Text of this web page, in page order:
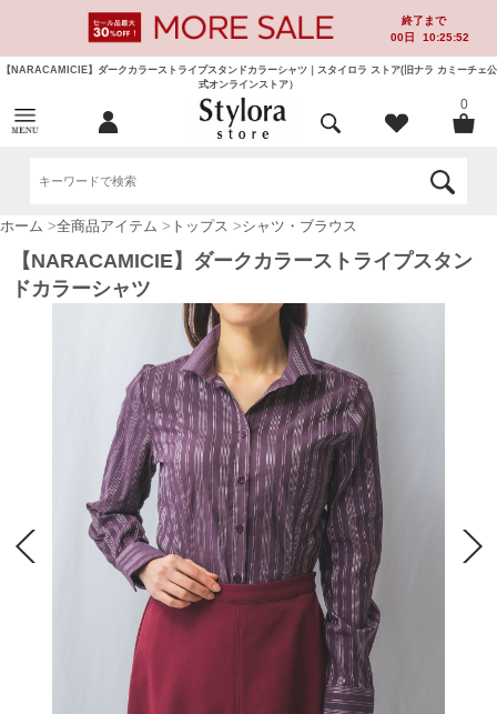
終了まで
00日 10:25:51
【NARACAMICIE】ダークカラーストライプスタンドカラーシャツ｜スタイロラ ストア(旧ナラ カミーチェ公
式オンラインストア）
0
ホーム >全商品アイテム > トップス >シャツ・ブラウス
【NARACAMICIE】ダークカラーストライプスタン
ドカラーシャツ